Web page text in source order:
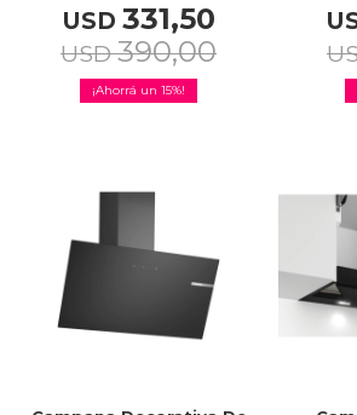
USD 331,50
USD 390,00
15
Mis pedidos
Local